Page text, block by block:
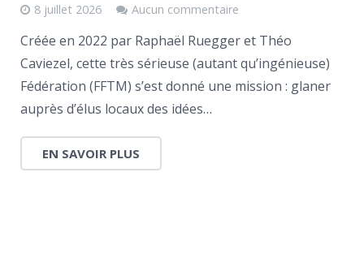
8 juillet 2026 Aucun commentaire
Créée en 2022 par Raphaël Ruegger et Théo
Caviezel, cette très sérieuse (autant qu’ingénieuse)
Fédération (FFTM) s’est donné une mission : glaner
auprès d’élus locaux des idées…
EN SAVOIR PLUS